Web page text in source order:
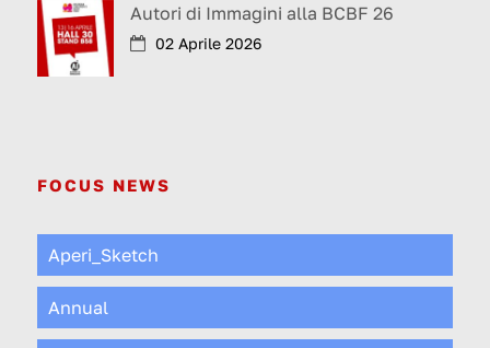
Autori di Immagini alla BCBF 26
02 Aprile 2026
FOCUS NEWS
Aperi_Sketch
Annual